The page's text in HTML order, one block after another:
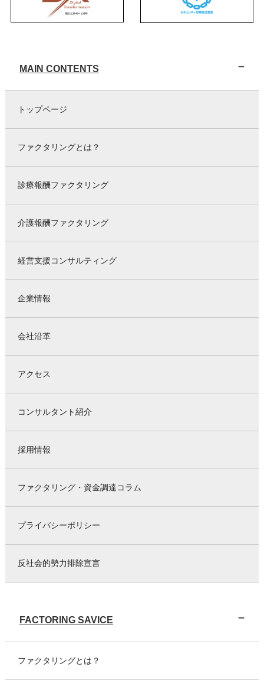
MAIN CONTENTS
トップページ
ファクタリングとは？
診療報酬ファクタリング
介護報酬ファクタリング
経営支援コンサルティング
企業情報
会社沿革
アクセス
コンサルタント紹介
採用情報
ファクタリング・資金調達コラム
プライバシーポリシー
反社会的勢力排除宣言
FACTORING SAVICE
ファクタリングとは？